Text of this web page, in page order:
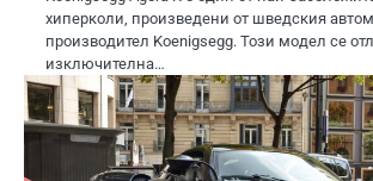
хиперколи, произведени от шведския
производител Koenigsegg. Този модел се
изключителна…